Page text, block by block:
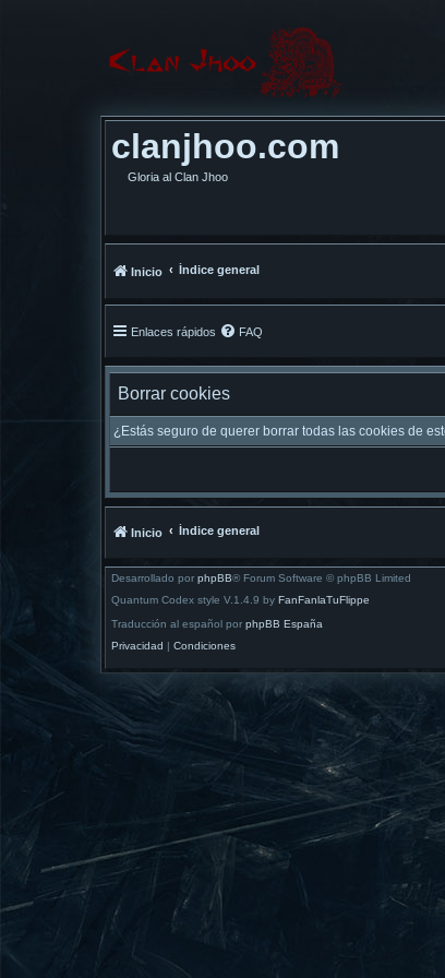
clanjhoo.com
Gloria al Clan Jhoo
Inicio Índice general
Enlaces rápidos FAQ
Borrar cookies
¿Estás seguro de querer borrar todas las cookies de
Inicio Índice general
Desarrollado por phpBB® Forum Software © phpBB Limited
Quantum Codex style V.1.4.9 by FanFanlaTuFlippe
Traducción al español por phpBB España
Privacidad | Condiciones